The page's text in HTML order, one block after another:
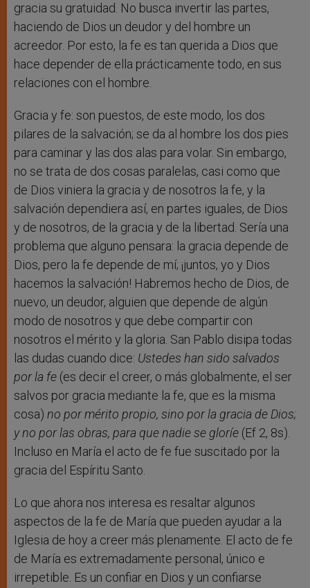
gracia su gratuidad. No busca invertir las partes,
haciendo de Dios un deudor y del hombre un
acreedor. Por esto, la fe es tan querida a Dios que
hace depender de ella prácticamente todo, en sus
relaciones con el hombre.
Gracia y fe: son puestos, de este modo, los dos
pilares de la salvación; se da al hombre los dos pies
para caminar y las dos alas para volar. Sin embargo,
no se trata de dos cosas paralelas, casi como que
de Dios viniera la gracia y de nosotros la fe, y la
salvación dependiera así, en partes iguales, de Dios
y de nosotros, de la gracia y de la libertad. Sería una
problema que alguno pensara: la gracia depende de
Dios, pero la fe depende de mí; ¡juntos, yo y Dios
hacemos la salvación! Habremos hecho de Dios, de
nuevo, un deudor, alguien que depende de algún
modo de nosotros y que debe compartir con
nosotros el mérito y la gloria. San Pablo disipa todas
las dudas cuando dice: Ustedes han sido salvados
por la fe (es decir el creer, o más globalmente, el ser
salvos por gracia mediante la fe, que es la misma
cosa) no por mérito propio, sino por la gracia de Dios;
y no por las obras, para que nadie se gloríe (Ef 2, 8s).
Incluso en María el acto de fe fue suscitado por la
gracia del Espíritu Santo.
Lo que ahora nos interesa es resaltar algunos
aspectos de la fe de María que pueden ayudar a la
Iglesia de hoy a creer más plenamente. El acto de fe
de María es extremadamente personal, único e
irrepetible. Es un confiar en Dios y un confiarse